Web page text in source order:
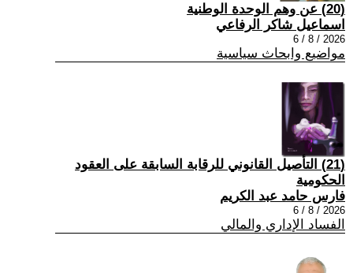
(20) عن وهم الوحدة الوطنية
اسماعيل شاكر الرفاعي
2026 / 8 / 6
مواضيع وابحاث سياسية
(21) التأصيل القانوني للرقابة السابقة على العقود
الحكومية
فارس حامد عبد الكريم
2026 / 8 / 6
الفساد الإداري والمالي